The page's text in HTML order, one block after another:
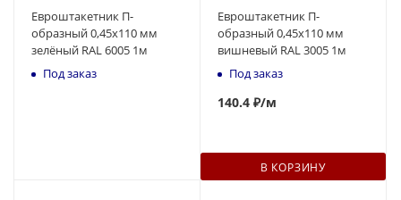
Евроштакетник П-
образный 0,45x110 мм
зелёный RAL 6005 1м
Под заказ
Евроштакетник П-
образный 0,45x110 мм
вишневый RAL 3005 1м
Под заказ
140.4 ₽/м
В КОРЗИНУ